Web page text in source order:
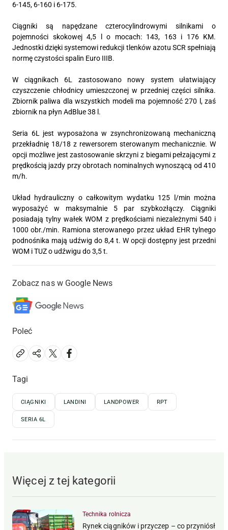
6-145, 6-160 i 6-175.
Ciągniki są napędzane czterocylindrowymi silnikami o
pojemności skokowej 4,5 l o mocach: 143, 163 i 176 KM.
Jednostki dzięki systemowi redukcji tlenków azotu SCR spełniają
normę czystości spalin Euro IIIB.
W ciągnikach 6L zastosowano nowy system ułatwiający
czyszczenie chłodnicy umieszczonej w przedniej części silnika.
Zbiornik paliwa dla wszystkich modeli ma pojemność 270 l, zaś
zbiornik na płyn AdBlue 38 l.
Seria 6L jest wyposażona w zsynchronizowaną mechaniczną
przekładnię 18/18 z rewersorem sterowanym mechanicznie. W
opcji możliwe jest zastosowanie skrzyni z biegami pełzającymi z
prędkością jazdy przy obrotach nominalnych wynoszącą od 410
m/h.
Układ hydrauliczny o całkowitym wydatku 125 l/min można
wyposażyć w maksymalnie 5 par szybkozłączy. Ciągniki
posiadają tylny wałek WOM z prędkościami niezależnymi 540 i
1000 obr./min. Ramiona sterowanego przez układ EHR tylnego
podnośnika mają udźwig do 8,4 t. W opcji dostępny jest przedni
WOM i TUZ o udźwigu do 3,5 t.
Zobacz nas w Google News
Poleć
Tagi
CIĄGNIKI LANDINI LANDPOWER RPT
SERIA 6L
Więcej z tej kategorii
Technika rolnicza
Rynek ciągników i przyczep – co przyniósł